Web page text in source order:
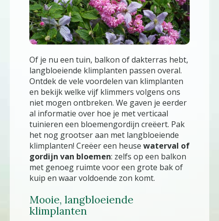
Of je nu een tuin, balkon of dakterras hebt,
langbloeiende klimplanten passen overal.
Ontdek de vele voordelen van klimplanten
en bekijk welke vijf klimmers volgens ons
niet mogen ontbreken. We gaven je eerder
al informatie over hoe je met verticaal
tuinieren een bloemengordijn creëert. Pak
het nog grootser aan met langbloeiende
klimplanten! Creëer een heuse waterval of
gordijn van bloemen: zelfs op een balkon
met genoeg ruimte voor een grote bak of
kuip en waar voldoende zon komt.
Mooie, langbloeiende
klimplanten